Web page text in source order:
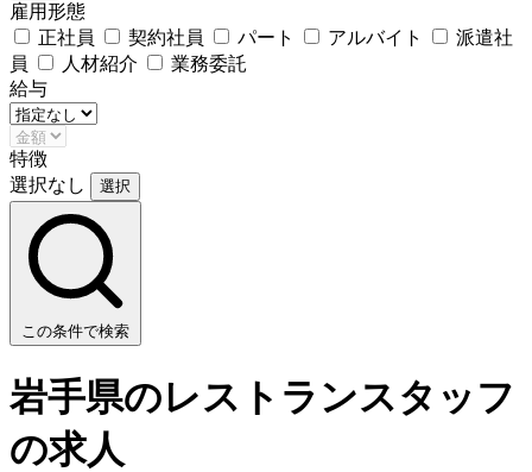
雇用形態
正社員
契約社員 パート アルバイト
派遣社
員
人材紹介
業務委託
給与
特徴
選択なし
選択
この条件で検索
岩手県のレストランスタッフ
の求人